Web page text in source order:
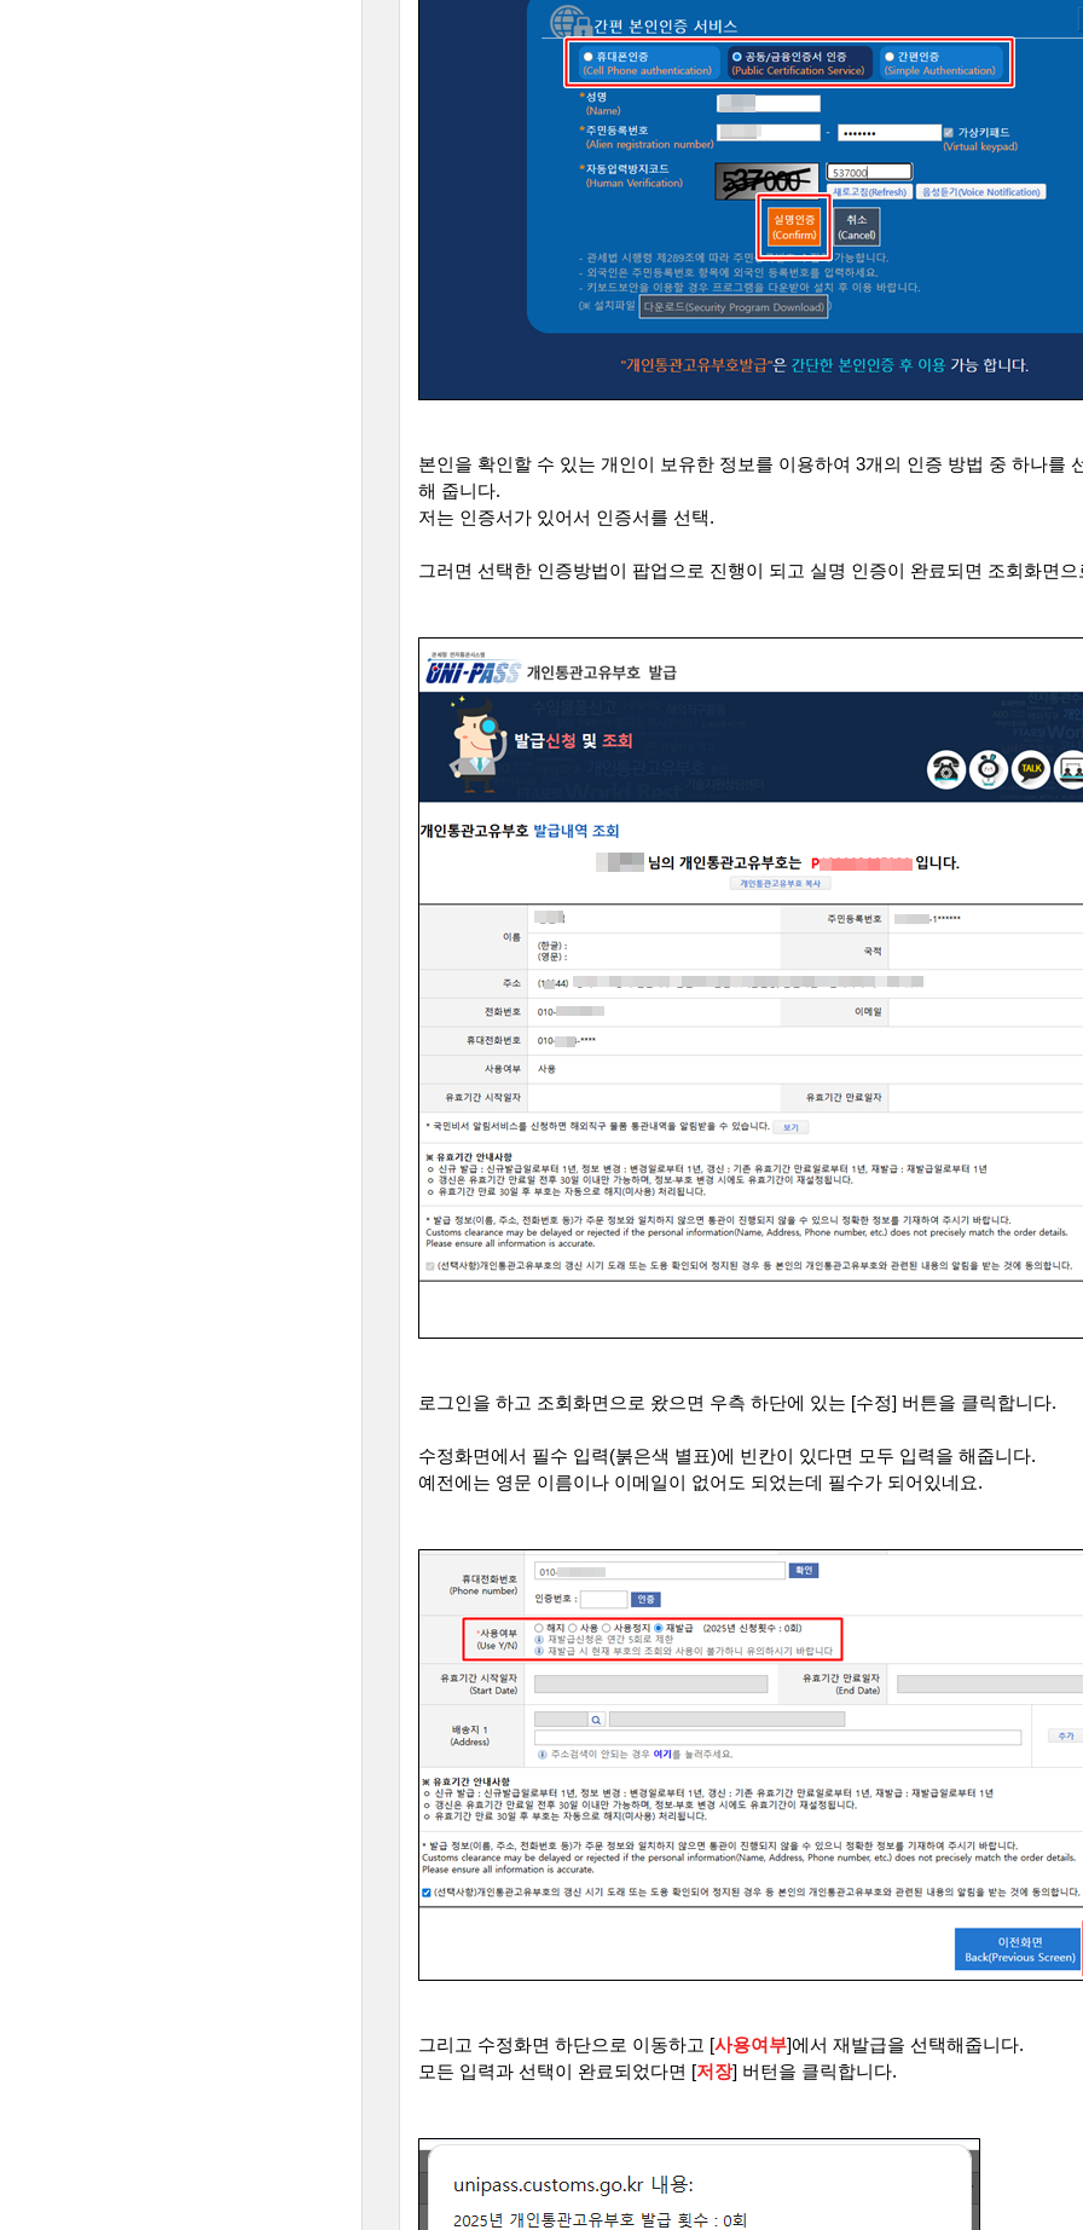
본인을 확인할 수 있는 개인이 보유한 정보를 이용하여 3개의 인증 방법 중 하나를
해 줍니다.
저는 인증서가 있어서 인증서를 선택.
그러면 선택한 인증방법이 팝업으로 진행이 되고 실명 인증이 완료되면 조회화면
로그인을 하고 조회화면으로 왔으면 우측 하단에 있는 [수정] 버튼을 클릭합니다.
수정화면에서 필수 입력(붉은색 별표)에 빈칸이 있다면 모두 입력을 해줍니다.
예전에는 영문 이름이나 이메일이 없어도 되었는데 필수가 되어있네요.
그리고 수정화면 하단으로 이동하고 [사용여부]에서 재발급을 선택해줍니다.
모든 입력과 선택이 완료되었다면 [저장] 버턴을 클릭합니다.